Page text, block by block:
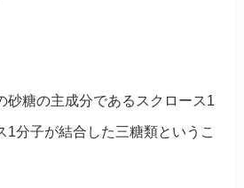
砂糖の主成分であるスクロース1
1分子が結合した三糖類というこ